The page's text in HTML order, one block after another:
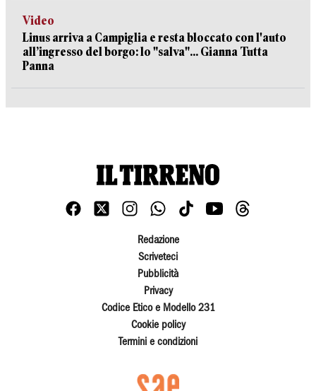
Video
Linus arriva a Campiglia e resta bloccato con l'auto
all’ingresso del borgo: lo "salva"... Gianna Tutta
Panna
Redazione
Scriveteci
Pubblicità
Privacy
Codice Etico e Modello 231
Cookie policy
Termini e condizioni